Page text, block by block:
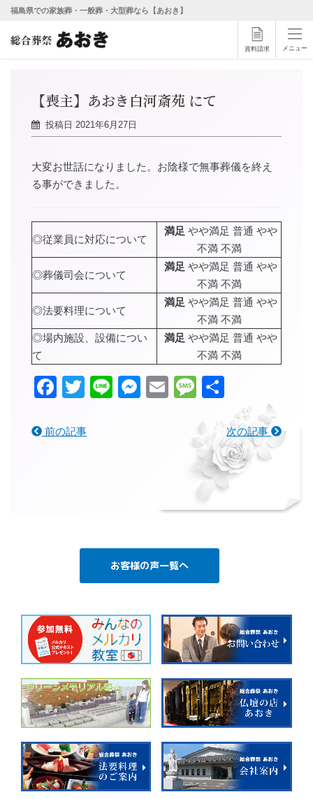
福島県での家族葬・一般葬・大型葬なら【あおき】
資料請求 メニュー
【喪主】あおき白河斎苑 にて
投稿日 2021年6月27日
大変お世話になりました。お陰様で無事葬儀を終え
る事ができました。
◎従業員に対応について
満足 やや満足 普通 やや
不満 不満
◎葬儀司会について
満足 やや満足 普通 やや
不満 不満
◎法要料理について
満足 やや満足 普通 やや
不満 不満
◎場内施設、設備につい
て
満足 やや満足 普通 やや
不満 不満
Facebook
Twitter
LineMessenger
EmailMessage
有
前の記事 次の記事
お客様の声一覧へ